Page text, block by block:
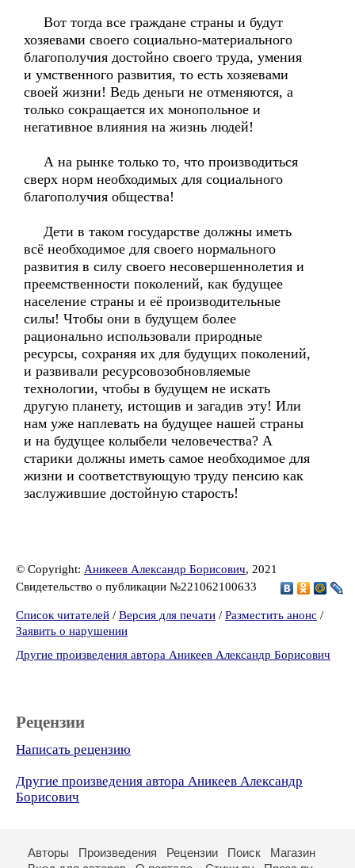
Вот тогда все граждане страны и будут
хозяевами своего социально-материального
благополучия достойно своего труда, умения
и умственного развития, то есть хозяевами
своей жизни! Ведь деньги не отменяются, а
только сокращается их монопольное и
негативное влияния на жизнь людей!
А на рынке только то, что производиться
сверх норм необходимых для социального
благополучия общества!
Дети в таком государстве должны иметь
всё необходимое для своего нормального
развития в силу своего несовершеннолетия и
преемственности поколений, как будущее
население страны и её производительные
силы! Чтобы они в будущем более
рационально использовали природные
ресурсы, сохраняя их для будущих поколений,
и развивали ресурсовозобновляемые
технологии, чтобы в будущем не искать
другую планету, истощив и загадив эту! Или
нам уже наплевать на будущее нашей страны
и на будущее колыбели человечества? А
старики должны иметь самое необходимое для
жизни и соответствующую труду пенсию как
заслужившие достойную старость!
© Copyright: Аникеев Александр Борисович, 2021
Свидетельство о публикации №221062100633
Список читателей / Версия для печати / Разместить анонс /
Заявить о нарушении
Другие произведения автора Аникеев Александр Борисович
Рецензии
Написать рецензию
Другие произведения автора Аникеев Александр
Борисович
Авторы Произведения Рецензии Поиск
Магазин